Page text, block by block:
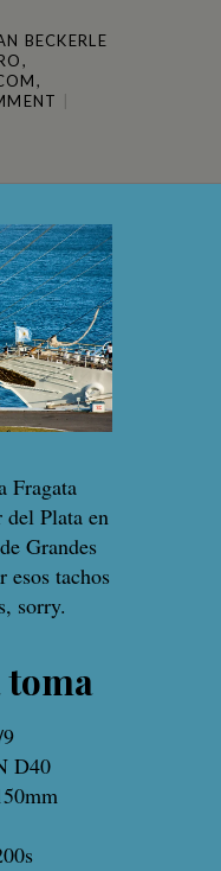
BECKERLE
,
,
Fragata
Plata en
Grandes
esos tachos
sorry.
toma
D40